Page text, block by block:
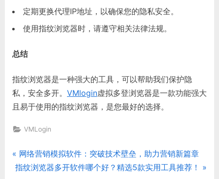
定期更换代理IP地址，以确保您的隐私安全。
使用指纹浏览器时，请遵守相关法律法规。
总结
指纹浏览器是一种强大的工具，可以帮助我们保护隐
私，安全多开。 VMlogin虚拟多登浏览器是一款功能强大
且易于使用的指纹浏览器，是您最好的选择。
VMLogin
文
P
r
网络营销模拟软件：突破技术壁垒，助力营销新篇章
N
指纹浏览器多开软件哪个好？精选5款实用工具推荐！